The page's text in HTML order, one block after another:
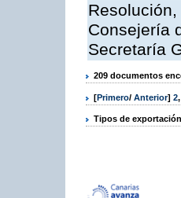
Consejería
Secretaría
209 documentos
[Primero/ Anterior] 2,
Tipos de